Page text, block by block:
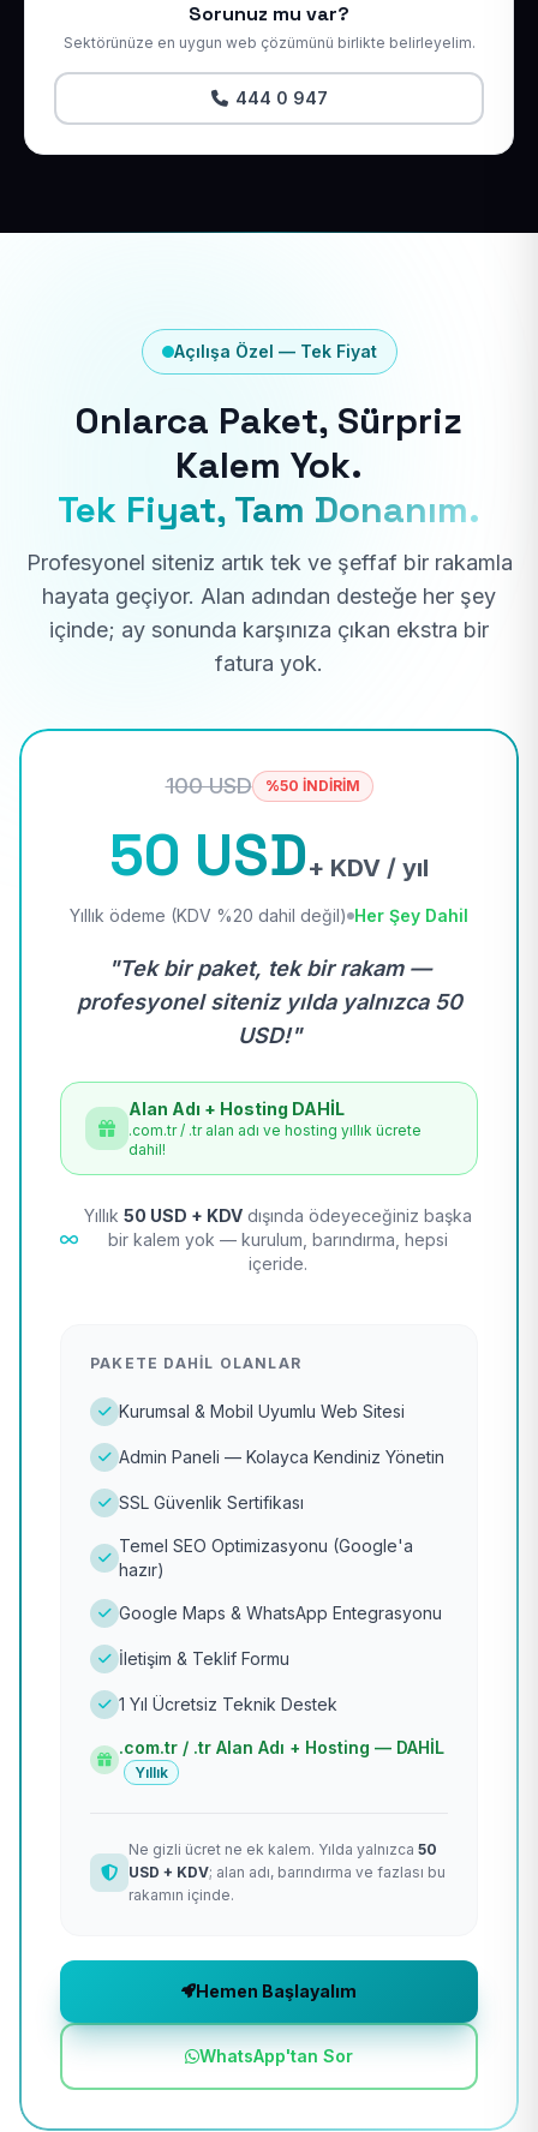
Sorunuz mu var?
Sektörünüze en uygun web çözümünü birlikte belirleyelim.
444 0 947
Açılışa Özel — Tek Fiyat
Onlarca Paket, Sürpriz
Kalem Yok.
Tek Fiyat, Tam Donanım.
Profesyonel siteniz artık tek ve şeffaf bir rakamla
hayata geçiyor. Alan adından desteğe her şey
içinde; ay sonunda karşınıza çıkan ekstra bir
fatura yok.
100 USD %50 İNDİRİM
50 USD+ KDV / yıl
Yıllık ödeme (KDV %20 dahil değil) Her Şey Dahil
"Tek bir paket, tek bir rakam —
profesyonel siteniz yılda yalnızca 50
USD!"
Alan Adı + Hosting DAHİL
.com.tr / .tr alan adı ve hosting yıllık ücrete
dahil!
Yıllık 50 USD + KDV dışında ödeyeceğiniz başka
bir kalem yok — kurulum, barındırma, hepsi
içeride.
PAKETE DAHIL OLANLAR
Kurumsal & Mobil Uyumlu Web Sitesi
Admin Paneli — Kolayca Kendiniz Yönetin
SSL Güvenlik Sertifikası
Temel SEO Optimizasyonu (Google'a
hazır)
Google Maps & WhatsApp Entegrasyonu
İletişim & Teklif Formu
1 Yıl Ücretsiz Teknik Destek
.com.tr / .tr Alan Adı + Hosting — DAHİL
Yıllık
Ne gizli ücret ne ek kalem. Yılda yalnızca 50
USD + KDV; alan adı, barındırma ve fazlası bu
rakamın içinde.
Hemen Başlayalım
WhatsApp'tan Sor